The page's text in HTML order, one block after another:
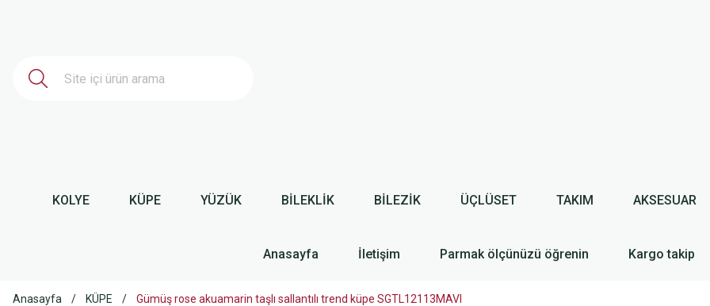
KOLYE KÜPE YÜZÜK BİLEKLİK BİLEZİK ÜÇLÜSET TAKIM AKSESUAR
Anasayfa İletişim Parmak ölçünüzü öğrenin Kargo takip
Anasayfa KÜPE Gümüş rose akuamarin taşlı sallantılı trend küpe SGTL12113MAVI